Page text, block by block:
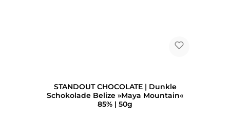
STANDOUT CHOCOLATE | Dunkle
Schokolade Belize »Maya Mountain«
85% | 50g